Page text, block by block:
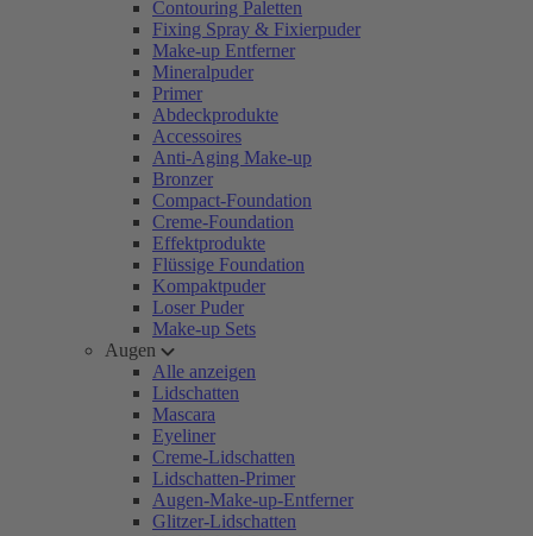
Contouring Paletten
Fixing Spray & Fixierpuder
Make-up Entferner
Mineralpuder
Primer
Abdeckprodukte
Accessoires
Anti-Aging Make-up
Bronzer
Compact-Foundation
Creme-Foundation
Effektprodukte
Flüssige Foundation
Kompaktpuder
Loser Puder
Make-up Sets
Augen
Alle anzeigen
Lidschatten
Mascara
Eyeliner
Creme-Lidschatten
Lidschatten-Primer
Augen-Make-up-Entferner
Glitzer-Lidschatten